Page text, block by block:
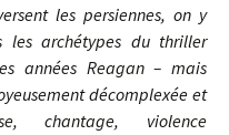
les persiennes, on y
les archétypes du thriller
années Reagan – mais
décomplexée et
chantage, violence